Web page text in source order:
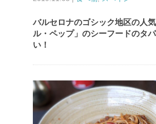
バルセロナのゴシック地区の人
ル・ペップ」のシーフードのタ
い！